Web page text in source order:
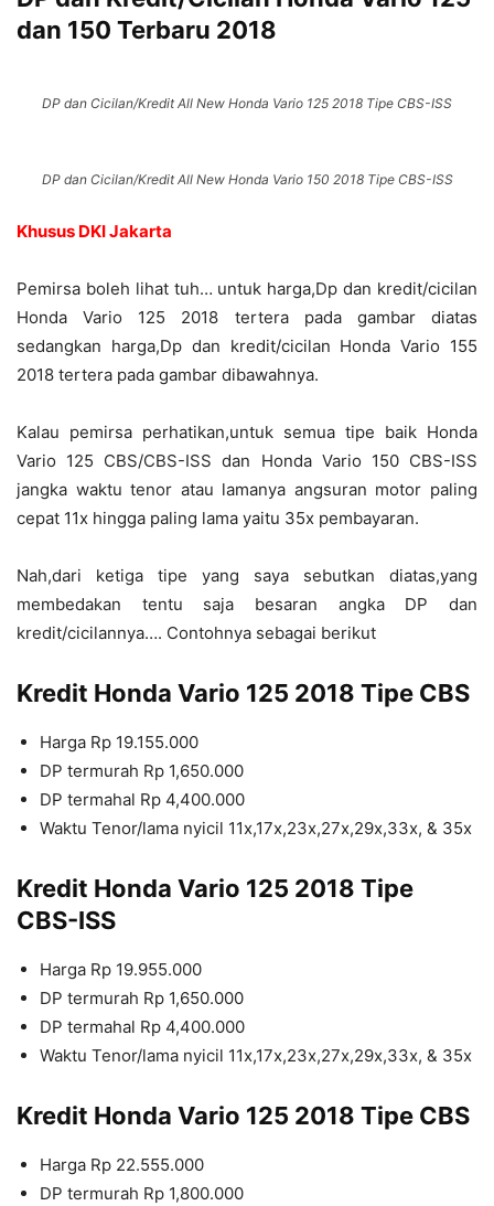
dan 150 Terbaru 2018
DP dan Cicilan/Kredit All New Honda Vario 125 2018 Tipe CBS-ISS
DP dan Cicilan/Kredit All New Honda Vario 150 2018 Tipe CBS-ISS
Khusus DKI Jakarta
Pemirsa boleh lihat tuh… untuk harga,Dp dan kredit/cicilan
Honda Vario 125 2018 tertera pada gambar diatas
sedangkan harga,Dp dan kredit/cicilan Honda Vario 155
2018 tertera pada gambar dibawahnya.
Kalau pemirsa perhatikan,untuk semua tipe baik Honda
Vario 125 CBS/CBS-ISS dan Honda Vario 150 CBS-ISS
jangka waktu tenor atau lamanya angsuran motor paling
cepat 11x hingga paling lama yaitu 35x pembayaran.
Nah,dari ketiga tipe yang saya sebutkan diatas,yang
membedakan tentu saja besaran angka DP dan
kredit/cicilannya…. Contohnya sebagai berikut
Kredit Honda Vario 125 2018 Tipe CBS
Harga Rp 19.155.000
DP termurah Rp 1,650.000
DP termahal Rp 4,400.000
Waktu Tenor/lama nyicil 11x,17x,23x,27x,29x,33x, & 35x
Kredit Honda Vario 125 2018 Tipe
CBS-ISS
Harga Rp 19.955.000
DP termurah Rp 1,650.000
DP termahal Rp 4,400.000
Waktu Tenor/lama nyicil 11x,17x,23x,27x,29x,33x, & 35x
Kredit Honda Vario 125 2018 Tipe CBS
Harga Rp 22.555.000
DP termurah Rp 1,800.000